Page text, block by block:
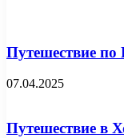
Путешествие
07.04.2025
Путешествие в